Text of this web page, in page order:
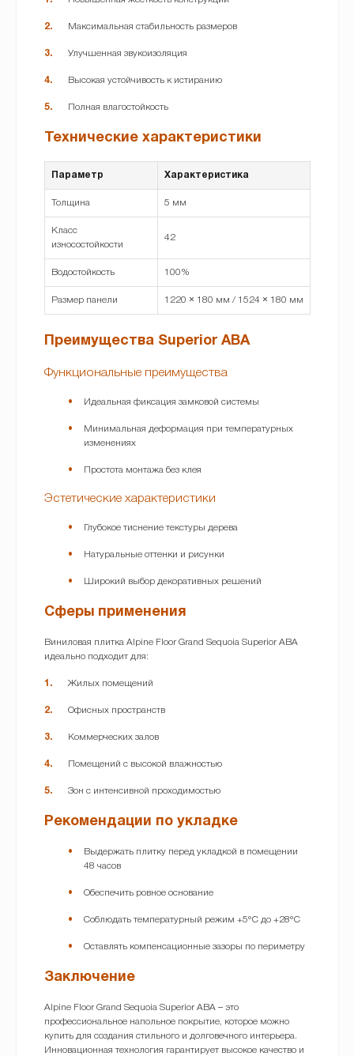
Максимальная стабильность размеров
Улучшенная звукоизоляция
Высокая устойчивость к истиранию
Полная влагостойкость
Технические характеристики
Параметр Характеристика
Толщина 5 мм
Класс
износостойкости
42
Водостойкость 100%
Размер панели 1220 × 180 мм / 1524 × 180 мм
Преимущества Superior ABA
Функциональные преимущества
Идеальная фиксация замковой системы
Минимальная деформация при температурных
изменениях
Простота монтажа без клея
Эстетические характеристики
Глубокое тиснение текстуры дерева
Натуральные оттенки и рисунки
Широкий выбор декоративных решений
Сферы применения
Виниловая плитка Alpine Floor Grand Sequoia Superior ABA
идеально подходит для:
Жилых помещений
Офисных пространств
Коммерческих залов
Помещений с высокой влажностью
Зон с интенсивной проходимостью
Рекомендации по укладке
Выдержать плитку перед укладкой в помещении
48 часов
Обеспечить ровное основание
Соблюдать температурный режим +5°C до +28°C
Оставлять компенсационные зазоры по периметру
Заключение
Alpine Floor Grand Sequoia Superior ABA – это
профессиональное напольное покрытие, которое можно
купить для создания стильного и долговечного интерьера.
Инновационная технология гарантирует высокое качество и